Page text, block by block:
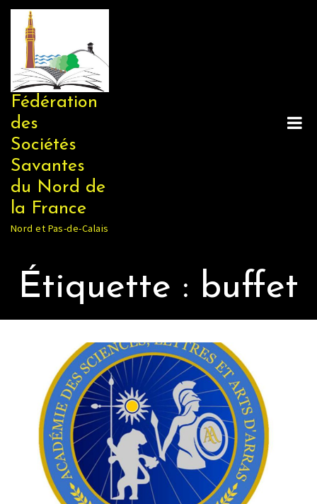
Skip
content
Fédération
des
Sociétés
Savantes
du Nord de
la France
Nord et Pas-de-Calais
Étiquette : buffet